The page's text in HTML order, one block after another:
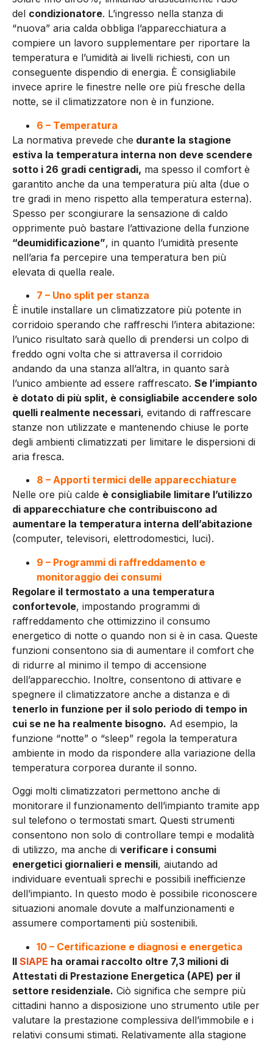
del condizionatore. L’ingresso nella stanza di
“nuova” aria calda obbliga l’apparecchiatura a
compiere un lavoro supplementare per riportare la
temperatura e l’umidità ai livelli richiesti, con un
conseguente dispendio di energia. È consigliabile
invece aprire le finestre nelle ore più fresche della
notte, se il climatizzatore non è in funzione.
6 – Temperatura
La normativa prevede che durante la stagione
estiva la temperatura interna non deve scendere
sotto i 26 gradi centigradi, ma spesso il comfort è
garantito anche da una temperatura più alta (due o
tre gradi in meno rispetto alla temperatura esterna).
Spesso per scongiurare la sensazione di caldo
opprimente può bastare l’attivazione della funzione
“deumidificazione”, in quanto l’umidità presente
nell’aria fa percepire una temperatura ben più
elevata di quella reale.
7 – Uno split per stanza
È inutile installare un climatizzatore più potente in
corridoio sperando che raffreschi l’intera abitazione:
l’unico risultato sarà quello di prendersi un colpo di
freddo ogni volta che si attraversa il corridoio
andando da una stanza all’altra, in quanto sarà
l’unico ambiente ad essere raffrescato. Se l’impianto
è dotato di più split, è consigliabile accendere solo
quelli realmente necessari, evitando di raffrescare
stanze non utilizzate e mantenendo chiuse le porte
degli ambienti climatizzati per limitare le dispersioni di
aria fresca.
8 – Apporti termici delle apparecchiature
Nelle ore più calde è consigliabile limitare l’utilizzo
di apparecchiature che contribuiscono ad
aumentare la temperatura interna dell’abitazione
(computer, televisori, elettrodomestici, luci).
9 – Programmi di raffreddamento e
monitoraggio dei consumi
Regolare il termostato a una temperatura
confortevole, impostando programmi di
raffreddamento che ottimizzino il consumo
energetico di notte o quando non si è in casa. Queste
funzioni consentono sia di aumentare il comfort che
di ridurre al minimo il tempo di accensione
dell’apparecchio. Inoltre, consentono di attivare e
spegnere il climatizzatore anche a distanza e di
tenerlo in funzione per il solo periodo di tempo in
cui se ne ha realmente bisogno. Ad esempio, la
funzione “notte” o “sleep” regola la temperatura
ambiente in modo da rispondere alla variazione della
temperatura corporea durante il sonno.
Oggi molti climatizzatori permettono anche di
monitorare il funzionamento dell’impianto tramite app
sul telefono o termostati smart. Questi strumenti
consentono non solo di controllare tempi e modalità
di utilizzo, ma anche di verificare i consumi
energetici giornalieri e mensili, aiutando ad
individuare eventuali sprechi e possibili inefficienze
dell’impianto. In questo modo è possibile riconoscere
situazioni anomale dovute a malfunzionamenti e
assumere comportamenti più sostenibili.
10 – Certificazione e diagnosi e energetica
Il SIAPE ha oramai raccolto oltre 7,3 milioni di
Attestati di Prestazione Energetica (APE) per il
settore residenziale. Ciò significa che sempre più
cittadini hanno a disposizione uno strumento utile per
valutare la prestazione complessiva dell’immobile e i
relativi consumi stimati. Relativamente alla stagione